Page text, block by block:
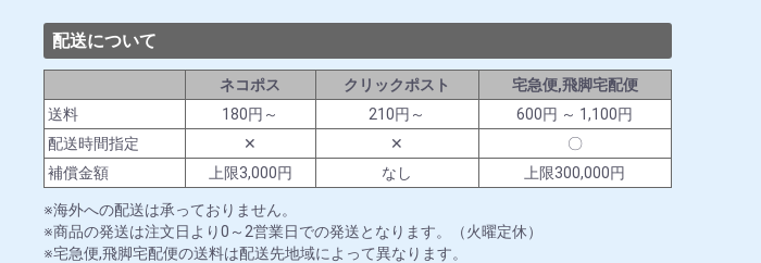
配送について
ネコポス クリックポスト
宅急便,飛脚宅配便
送料
180円～ 210円～
600円 ～ 1,100円
配送時間指定
✕ ✕
〇
補償金額
上限3,000円 なし 上限300,000円
海外への配送は承っておりません。
商品の発送は注文日より0～2営業日での発送となります。（火曜定休）
宅急便,飛脚宅配便の送料は配送先地域によって異なります。